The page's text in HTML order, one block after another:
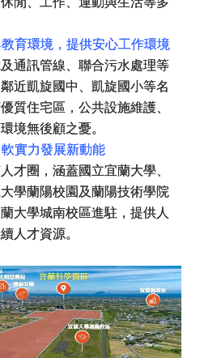
育環境，提供安心工作環境
通訊管線、聯合污水處理等
近凱旋國中、凱旋國小等名
質住宅區，公共設施維護、
境無後顧之憂。
實力發展新動能
才圈，涵蓋國立宜蘭大學、
學蘭陽校園及蘭陽技術學院
大學城南校區進駐，提供人
人才資源。